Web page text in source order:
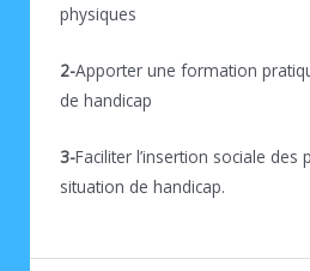
physiques
2-Apporter une formation
de handicap
3-Faciliter l’insertion sociale des
situation de handicap.